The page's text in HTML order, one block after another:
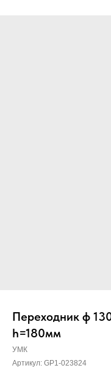
Переходник ф
h=180мм
УМК
Артикул: GP1-023824